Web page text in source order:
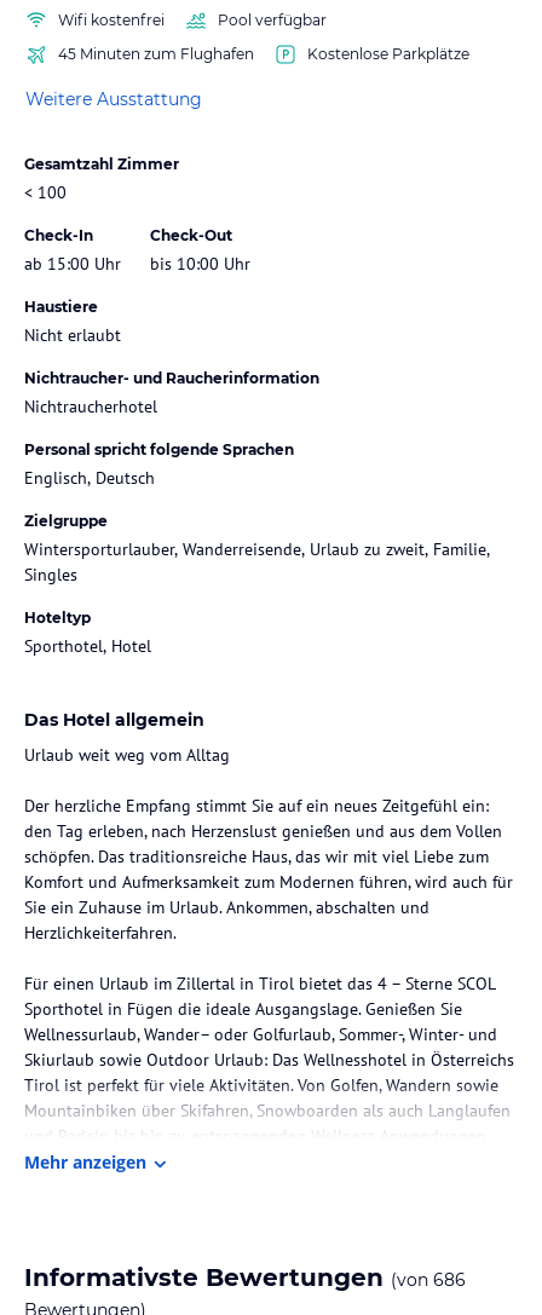
Wifi kostenfrei
Pool verfügbar
45 Minuten zum Flughafen
Kostenlose Parkplätze
Weitere Ausstattung
Gesamtzahl Zimmer
< 100
Check-In
ab 15:00 Uhr
Check-Out
bis 10:00 Uhr
Haustiere
Nicht erlaubt
Nichtraucher- und Raucherinformation
Nichtraucherhotel
Personal spricht folgende Sprachen
Englisch, Deutsch
Zielgruppe
Wintersporturlauber, Wanderreisende, Urlaub zu zweit, Familie,
Singles
Hoteltyp
Sporthotel, Hotel
Das Hotel allgemein
Urlaub weit weg vom Alltag
Der herzliche Empfang stimmt Sie auf ein neues Zeitgefühl ein:
den Tag erleben, nach Herzenslust genießen und aus dem Vollen
schöpfen. Das traditionsreiche Haus, das wir mit viel Liebe zum
Komfort und Aufmerksamkeit zum Modernen führen, wird auch für
Sie ein Zuhause im Urlaub. Ankommen, abschalten und
Herzlichkeiterfahren.
Für einen Urlaub im Zillertal in Tirol bietet das 4 – Sterne SCOL
Sporthotel in Fügen die ideale Ausgangslage. Genießen Sie
Wellnessurlaub, Wander– oder Golfurlaub, Sommer-, Winter- und
Skiurlaub sowie Outdoor Urlaub: Das Wellnesshotel in Österreichs
Tirol ist perfekt für viele Aktivitäten. Von Golfen, Wandern sowie
Mountainbiken über Skifahren, Snowboarden als auch Langlaufen
und Rodeln bis hin zu entspannenden Wellness Anwendungen.
Das SCOL Sporthotel in Fügen im Zillertal Tirol bietet Erholung
Das SCOL Sporthotel in Fügen befindet sich im Zillertal, 10km von
der Autobahn Abfahrt "Zillertal".
Mehr anzeigen
Informativste Bewertungen (von 686
Bewertungen)